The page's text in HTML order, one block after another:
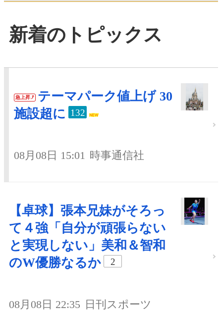
新着のトピックス
急上昇
テーマパーク値上げ 30
施設超に 132
08月08日 15:01 時事通信社
【卓球】張本兄妹がそろっ
て４強「自分が頑張らない
と実現しない」美和＆智和
のW優勝なるか
2
08月08日 22:35 日刊スポーツ